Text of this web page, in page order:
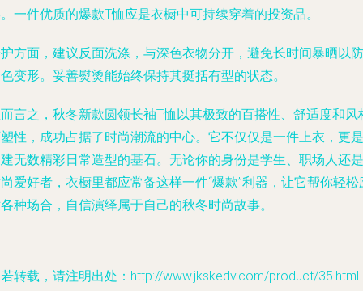
一件优质的爆款T恤应是衣橱中可持续穿着的投资品。
方面，建议反面洗涤，与深色衣物分开，避免长时间暴晒以防
变形。妥善熨烫能始终保持其挺括有型的状态。
言之，秋冬新款圆领长袖T恤以其极致的百搭性、舒适度和风
性，成功占据了时尚潮流的中心。它不仅仅是一件上衣，更是
无数精彩日常造型的基石。无论你的身份是学生、职场人还是
爱好者，衣橱里都应常备这样一件“爆款”利器，让它帮你轻松
种场合，自信演绎属于自己的秋冬时尚故事。
转载，请注明出处：http://www.jkskedv.com/product/35.html